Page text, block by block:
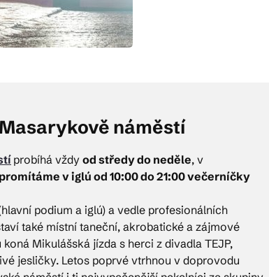
náměstí
probíhá vždy od středy do neděle, v
v iglú od 10:00 do 21:00 večerníčky
podium a iglú) a vedle profesionálních
také místní taneční, akrobatické a zájmové
Mikulášská jízda s herci z divadla TEJP,
jesličky. Letos poprvé vtrhnou v doprovodu